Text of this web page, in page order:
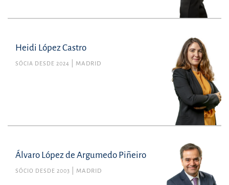
Heidi López Castro
SÓCIA DESDE 2024 MADRID
Álvaro López de Argumedo Piñeiro
SÓCIO DESDE 2003 MADRID